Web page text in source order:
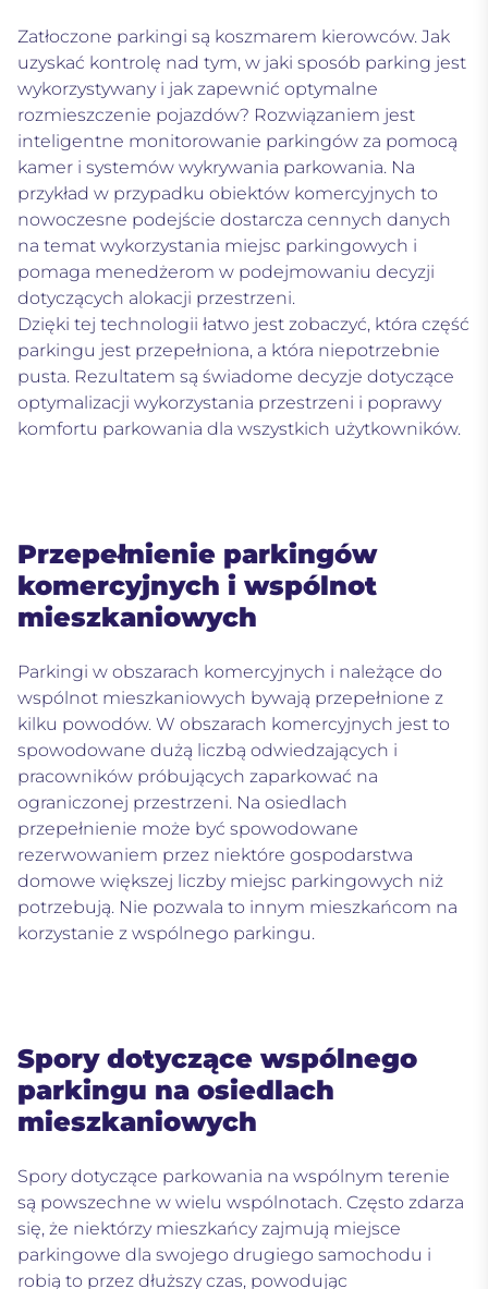
Zatłoczone parkingi są koszmarem kierowców. Jak
uzyskać kontrolę nad tym, w jaki sposób parking jest
wykorzystywany i jak zapewnić optymalne
rozmieszczenie pojazdów? Rozwiązaniem jest
inteligentne monitorowanie parkingów za pomocą
kamer i systemów wykrywania parkowania. Na
przykład w przypadku obiektów komercyjnych to
nowoczesne podejście dostarcza cennych danych
na temat wykorzystania miejsc parkingowych i
pomaga menedżerom w podejmowaniu decyzji
dotyczących alokacji przestrzeni.
Dzięki tej technologii łatwo jest zobaczyć, która część
parkingu jest przepełniona, a która niepotrzebnie
pusta. Rezultatem są świadome decyzje dotyczące
optymalizacji wykorzystania przestrzeni i poprawy
komfortu parkowania dla wszystkich użytkowników.
Przepełnienie parkingów
komercyjnych i wspólnot
mieszkaniowych
Parkingi w obszarach komercyjnych i należące do
wspólnot mieszkaniowych bywają przepełnione z
kilku powodów. W obszarach komercyjnych jest to
spowodowane dużą liczbą odwiedzających i
pracowników próbujących zaparkować na
ograniczonej przestrzeni. Na osiedlach
przepełnienie może być spowodowane
rezerwowaniem przez niektóre gospodarstwa
domowe większej liczby miejsc parkingowych niż
potrzebują. Nie pozwala to innym mieszkańcom na
korzystanie z wspólnego parkingu.
Spory dotyczące wspólnego
parkingu na osiedlach
mieszkaniowych
Spory dotyczące parkowania na wspólnym terenie
są powszechne w wielu wspólnotach. Często zdarza
się, że niektórzy mieszkańcy zajmują miejsce
parkingowe dla swojego drugiego samochodu i
robią to przez dłuższy czas, powodując